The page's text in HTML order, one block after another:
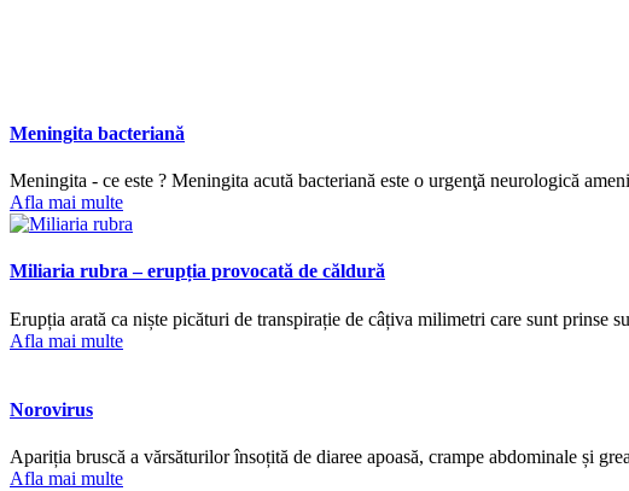
Meningita bacteriană
Meningita - ce este ? Meningita acută bacteriană este o urgenţă neurologică
Afla mai multe
Miliaria rubra – erupția provocată de căldură
Erupția arată ca niște picături de transpirație de câțiva milimetri care sunt prinse
Afla mai multe
Norovirus
Apariția bruscă a vărsăturilor însoțită de diaree apoasă, crampe abdominale și
Afla mai multe